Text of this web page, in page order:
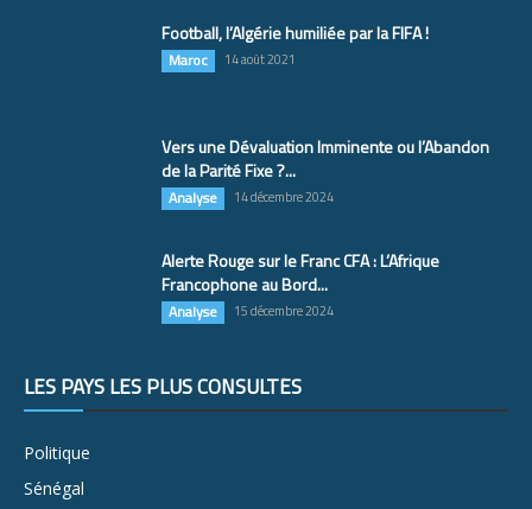
Football, l’Algérie humiliée par la FIFA !
Maroc 14 août 2021
Vers une Dévaluation Imminente ou l’Abandon
de la Parité Fixe ?...
Analyse 14 décembre 2024
Alerte Rouge sur le Franc CFA : L’Afrique
Francophone au Bord...
Analyse 15 décembre 2024
LES PAYS LES PLUS CONSULTÉS
Politique
Sénégal